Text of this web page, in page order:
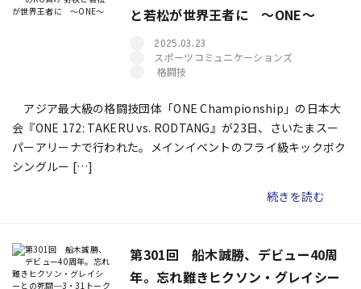
と若松が世界王者に ～ONE～
2025.03.23
スポーツコミュニケーションズ
格闘技
アジア最大級の格闘技団体「ONE Championship」の日本大
会『ONE 172: TAKERU vs. RODTANG』が23日、さいたまスー
パーアリーナで行われた。メインイベントのフライ級キックボク
シングルー […]
続きを読む
第301回 船木誠勝、デビュー40周
年。忘れ難きヒクソン・グレイシー